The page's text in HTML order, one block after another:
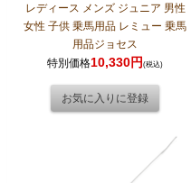
レディース メンズ ジュニア 男性
女性 子供 乗馬用品 レミュー 乗馬
用品ジョセス
特別価格10,330円(税込)